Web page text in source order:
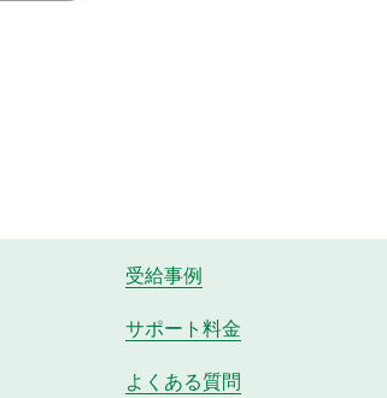
受給事例
サポート料金
よくある質問